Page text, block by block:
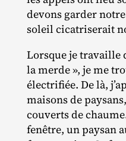
devons garder
soleil cicatriserait
Lorsque je travaille
la merde », je me
électrifiée. De là,
maisons de
couverts de
fenêtre, un paysan